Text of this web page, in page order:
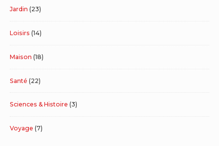
Jardin (23)
Loisirs (14)
Maison (18)
Santé (22)
Sciences & Histoire (3)
Voyage (7)